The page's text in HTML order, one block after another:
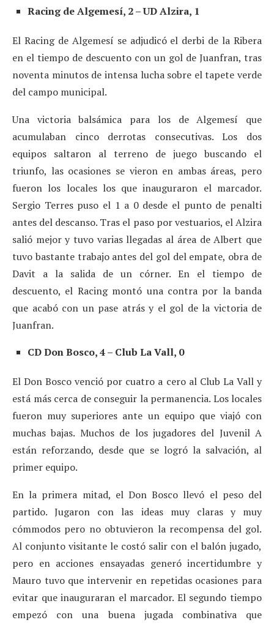
Racing de Algemesí, 2 – UD Alzira, 1
El Racing de Algemesí se adjudicó el derbi de la Ribera
en el tiempo de descuento con un gol de Juanfran, tras
noventa minutos de intensa lucha sobre el tapete verde
del campo municipal.
Una victoria balsámica para los de Algemesí que
acumulaban cinco derrotas consecutivas. Los dos
equipos saltaron al terreno de juego buscando el
triunfo, las ocasiones se vieron en ambas áreas, pero
fueron los locales los que inauguraron el marcador.
Sergio Terres puso el 1 a 0 desde el punto de penalti
antes del descanso. Tras el paso por vestuarios, el Alzira
salió mejor y tuvo varias llegadas al área de Albert que
tuvo bastante trabajo antes del gol del empate, obra de
Davit a la salida de un córner. En el tiempo de
descuento, el Racing montó una contra por la banda
que acabó con un pase atrás y el gol de la victoria de
Juanfran.
CD Don Bosco, 4 – Club La Vall, 0
El Don Bosco venció por cuatro a cero al Club La Vall y
está más cerca de conseguir la permanencia. Los locales
fueron muy superiores ante un equipo que viajó con
muchas bajas. Muchos de los jugadores del Juvenil A
están reforzando, desde que se logró la salvación, al
primer equipo.
En la primera mitad, el Don Bosco llevó el peso del
partido. Jugaron con las ideas muy claras y muy
cómmodos pero no obtuvieron la recompensa del gol.
Al conjunto visitante le costó salir con el balón jugado,
pero en acciones ensayadas generó incertidumbre y
Mauro tuvo que intervenir en repetidas ocasiones para
evitar que inauguraran el marcador. El segundo tiempo
empezó con una buena jugada combinativa que